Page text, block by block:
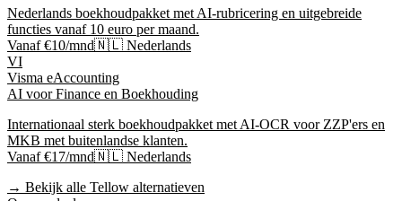
Nederlands boekhoudpakket met AI-rubricering en uitgebreide
functies vanaf 10 euro per maand.
Vanaf €10/mnd🇳🇱 Nederlands
VI
Visma eAccounting
AI voor Finance en Boekhouding
Internationaal sterk boekhoudpakket met AI-OCR voor ZZP'ers en
MKB met buitenlandse klanten.
Vanaf €17/mnd🇳🇱 Nederlands
→ Bekijk alle Tellow alternatieven